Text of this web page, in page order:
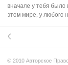
вначале у тебя было
этом мире, у любого
© 2010 Авторское